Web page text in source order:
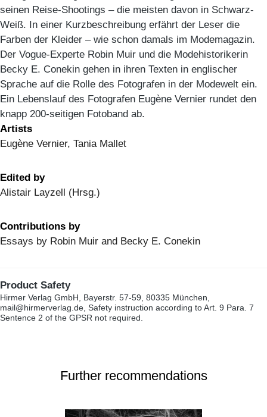
seinen Reise-Shootings – die meisten davon in Schwarz-
Weiß. In einer Kurzbeschreibung erfährt der Leser die
Farben der Kleider – wie schon damals im Modemagazin.
Der Vogue-Experte Robin Muir und die Modehistorikerin
Becky E. Conekin gehen in ihren Texten in englischer
Sprache auf die Rolle des Fotografen in der Modewelt ein.
Ein Lebenslauf des Fotografen Eugène Vernier rundet den
knapp 200-seitigen Fotoband ab.
Artists
Eugène Vernier, Tania Mallet
Edited by
Alistair Layzell (Hrsg.)
Contributions by
Essays by Robin Muir and Becky E. Conekin
Product Safety
Hirmer Verlag GmbH, Bayerstr. 57-59, 80335 München,
mail@hirmerverlag.de, Safety instruction according to Art. 9 Para. 7
Sentence 2 of the GPSR not required.
Further recommendations